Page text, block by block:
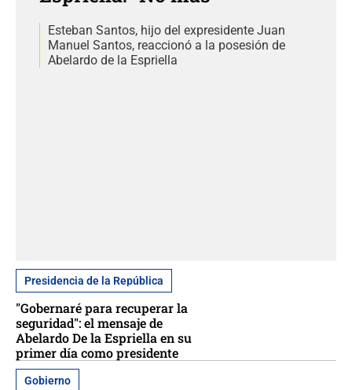
Esteban Santos, hijo del expresidente Juan
Manuel Santos, reaccionó a la posesión de
Abelardo de la Espriella
Presidencia de la República
"Gobernaré para recuperar la
seguridad": el mensaje de
Abelardo De la Espriella en su
primer día como presidente
Gobierno